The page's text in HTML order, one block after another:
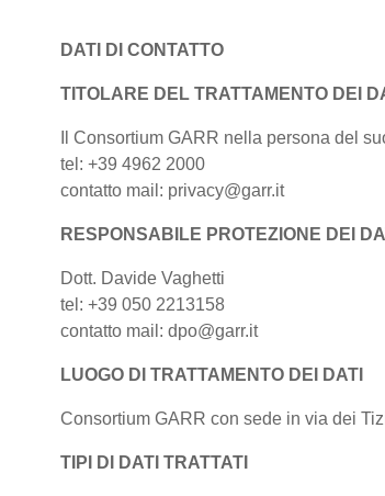
DATI DI CONTATTO
TITOLARE DEL TRATTAMENTO DEI
Il Consortium GARR nella persona del
tel: +39 4962 2000
contatto mail: privacy@garr.it
RESPONSABILE PROTEZIONE DEI
Dott. Davide Vaghetti
tel: +39 050 2213158
contatto mail: dpo@garr.it
LUOGO DI TRATTAMENTO DEI DATI
Consortium GARR con sede in via dei
TIPI DI DATI TRATTATI